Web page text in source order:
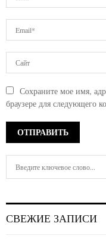
Сохраните мое имя,
браузере для следующего
h
СВЕЖИЕ ЗАПИСИ